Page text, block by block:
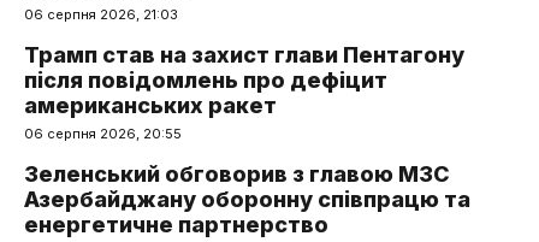
06 серпня 2026, 21:03
Трамп став на захист глави Пентагону
після повідомлень про дефіцит
американських ракет
06 серпня 2026, 20:55
Зеленський обговорив з главою МЗС
Азербайджану оборонну співпрацю та
енергетичне партнерство